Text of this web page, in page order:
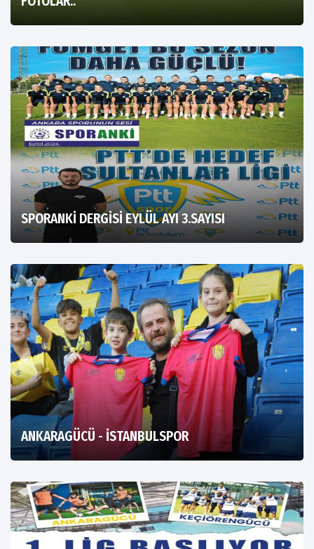
SPORANKİ DERGİSİ EYLÜL AYI 3.SAYISI
ANKARAGÜCÜ - İSTANBULSPOR